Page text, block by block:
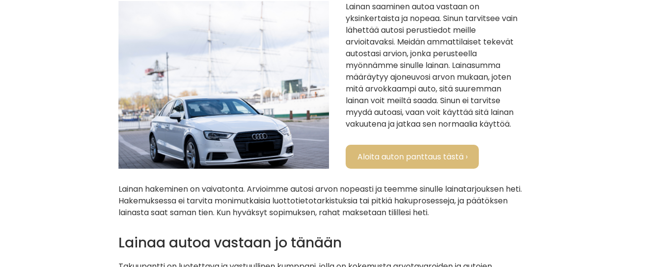
Lainan saaminen autoa vastaan on
yksinkertaista ja nopeaa. Sinun tarvitsee vain
lähettää autosi perustiedot meille
arvioitavaksi. Meidän ammattilaiset tekevät
autostasi arvion, jonka perusteella
myönnämme sinulle lainan. Lainasumma
määräytyy ajoneuvosi arvon mukaan, joten
mitä arvokkaampi auto, sitä suuremman
lainan voit meiltä saada. Sinun ei tarvitse
myydä autoasi, vaan voit käyttää sitä lainan
vakuutena ja jatkaa sen normaalia käyttöä.
Aloita auton panttaus tästä ›
Lainan hakeminen on vaivatonta. Arvioimme autosi arvon nopeasti ja teemme sinulle lainatarjouksen heti.
Hakemuksessa ei tarvita monimutkaisia luottotietotarkistuksia tai pitkiä hakuprosesseja, ja päätöksen
lainasta saat saman tien. Kun hyväksyt sopimuksen, rahat maksetaan tilillesi heti.
Lainaa autoa vastaan jo tänään